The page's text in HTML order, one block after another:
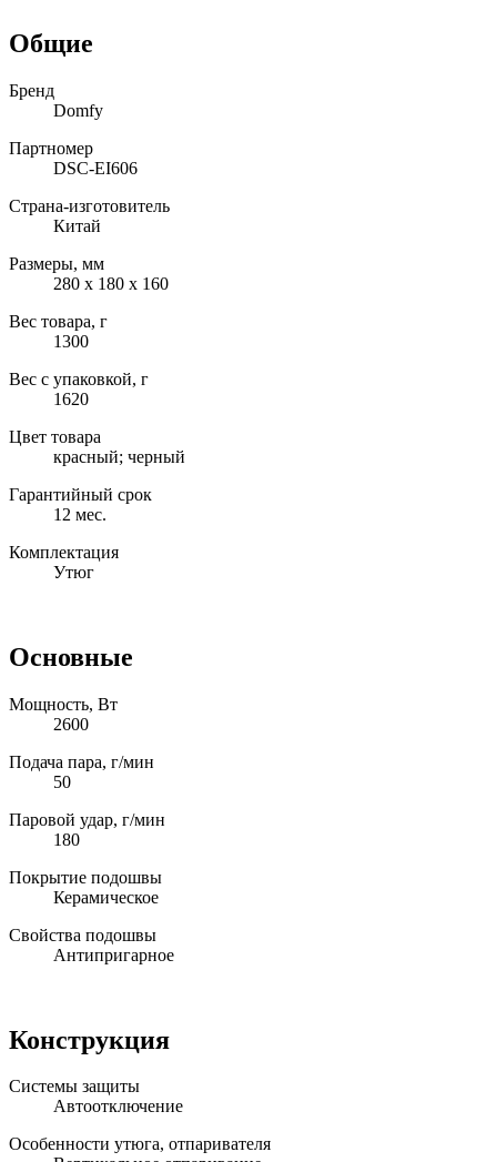
Общие
Бренд
Domfy
Партномер
DSC-EI606
Страна-изготовитель
Китай
Размеры, мм
280 х 180 х 160
Вес товара, г
1300
Вес с упаковкой, г
1620
Цвет товара
красный; черный
Гарантийный срок
12 мес.
Комплектация
Утюг
Основные
Мощность, Вт
2600
Подача пара, г/мин
50
Паровой удар, г/мин
180
Покрытие подошвы
Керамическое
Свойства подошвы
Антипригарное
Конструкция
Системы защиты
Автоотключение
Особенности утюга, отпаривателя